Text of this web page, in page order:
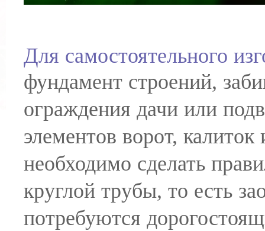
Для самостоятельного
фундамент строений,
ограждения дачи или
элементов ворот,
необходимо сделать
круглой трубы, то есть
потребуются